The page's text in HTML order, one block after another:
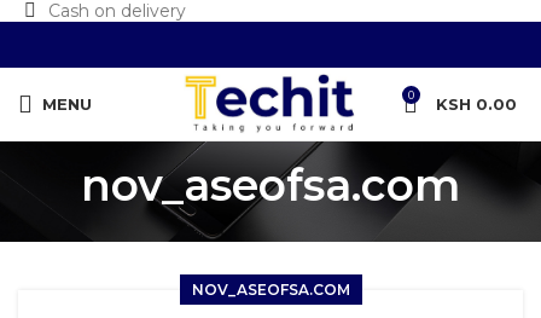
MENU 0 KSH 0.00
nov_aseofsa.com
NOV_ASEOFSA.COM
Cash on delivery